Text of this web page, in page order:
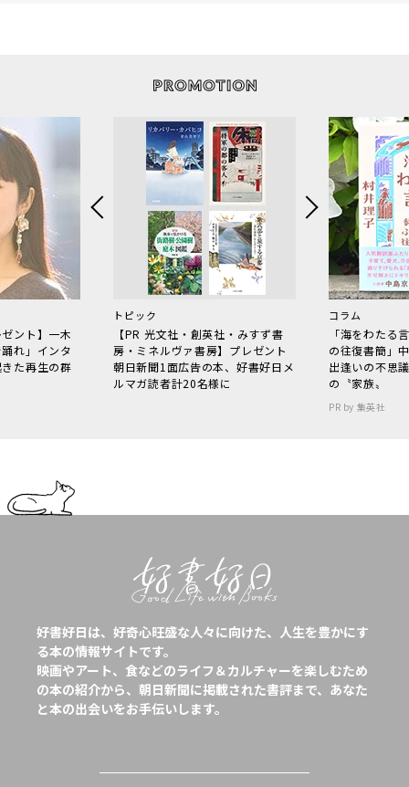
ント】一木
れ」インタ
た再生の群
トピック
【PR 光文社・創英社・みすず書
房・ミネルヴァ書房】プレゼント
朝日新聞1面広告の本、好書好日メ
ルマガ読者計20名様に
コラム
「海をわた
の往復書簡」
出逢いの不思
の〝家族〟
PR by 集英社
好書好日は、好奇心旺盛な人々に向けた、人生を豊かにす
る本の情報サイトです。
映画やアート、食などのライフ＆カルチャーを楽しむため
の本の紹介から、朝日新聞に掲載された書評まで、あなた
と本の出会いをお手伝いします。